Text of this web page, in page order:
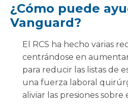
¿Cómo puede
Vanguard?
El RCS ha hecho varias
centrándose en
para reducir las listas de
una fuerza laboral
aliviar las presiones sobre